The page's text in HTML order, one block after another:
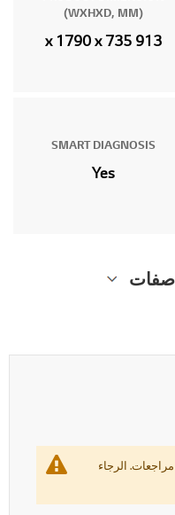
(WXHXD, MM)
913 x 1790 x 735
SMART DIAGNOSIS
Yes
الرجاء